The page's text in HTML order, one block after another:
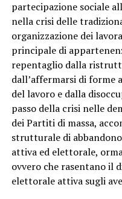
partecipazione sociale
nella crisi delle
organizzazione dei
principale di
repentaglio dalla
dall’affermarsi di forme
del lavoro e dalla
passo della crisi nelle
dei Partiti di massa,
strutturale di
attiva ed elettorale,
ovvero che rasentano il
elettorale attiva sugli